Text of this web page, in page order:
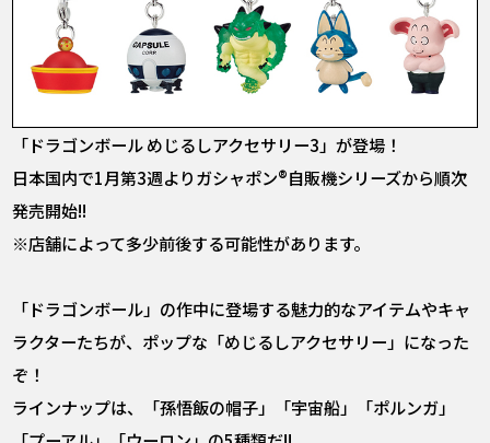
LANGUAGE
JP
EN FR DE ES
「ドラゴンボール めじるしアクセサリー3」が登場！
日本国内で1月第3週よりガシャポン®自販機シリーズから順次
発売開始!!
※店舗によって多少前後する可能性があります。
「ドラゴンボール」の作中に登場する魅力的なアイテムやキャ
ラクターたちが、ポップな「めじるしアクセサリー」になった
ぞ！
ラインナップは、「孫悟飯の帽子」「宇宙船」「ポルンガ」